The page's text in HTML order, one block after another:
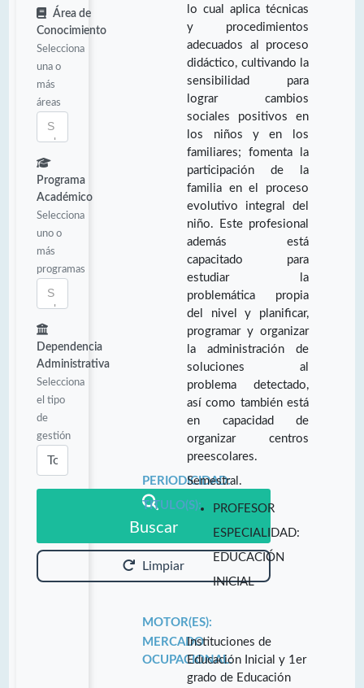
Área de
Conocimiento
Selecciona
una o
más
áreas
Programa
Académico
Selecciona
uno o
más
programas
Dependencia
Administrativa
Selecciona
el tipo
de
gestión
Buscar
Limpiar
lo cual aplica técnicas
y procedimientos
adecuados al proceso
didáctico, cultivando la
sensibilidad para
lograr cambios
sociales positivos en
los niños y en los
familiares; fomenta la
participación de la
familia en el proceso
evolutivo integral del
niño. Este profesional
además está
capacitado para
estudiar la
problemática propia
del nivel y planificar,
programar y organizar
la administración de
soluciones al
problema detectado,
así como también está
en capacidad de
organizar centros
preescolares.
PERIODICIDAD:
Semestral.
TITULO(S):
PROFESOR
ESPECIALIDAD:
EDUCACIÓN
INICIAL
MOTOR(ES):
MERCADO
OCUPACIONAL:
Instituciones de
Educación Inicial y 1er
grado de Educación